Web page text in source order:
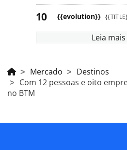
{{evolution}}
Leia mais
Mercado
Destinos
Com 12 pessoas e oito
no BTM